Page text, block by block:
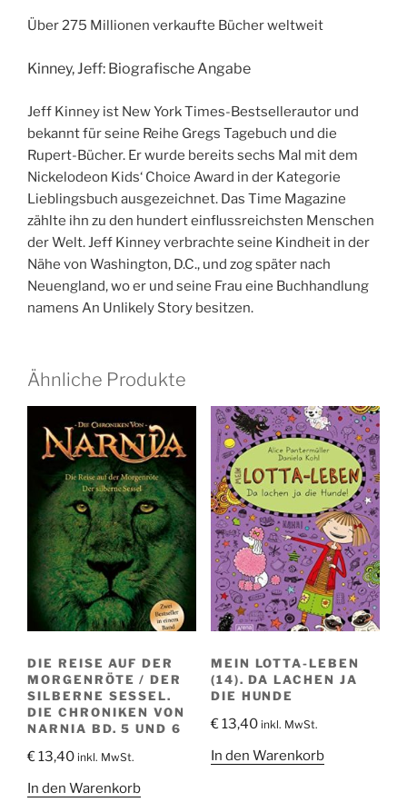
Über 275 Millionen verkaufte Bücher weltweit
Kinney, Jeff: Biografische Angabe
Jeff Kinney ist New York Times-Bestsellerautor und
bekannt für seine Reihe Gregs Tagebuch und die
Rupert-Bücher. Er wurde bereits sechs Mal mit dem
Nickelodeon Kids‘ Choice Award in der Kategorie
Lieblingsbuch ausgezeichnet. Das Time Magazine
zählte ihn zu den hundert einflussreichsten Menschen
der Welt. Jeff Kinney verbrachte seine Kindheit in der
Nähe von Washington, D.C., und zog später nach
Neuengland, wo er und seine Frau eine Buchhandlung
namens An Unlikely Story besitzen.
Ähnliche Produkte
DIE REISE AUF DER
MORGENRÖTE / DER
SILBERNE SESSEL.
DIE CHRONIKEN VON
NARNIA BD. 5 UND 6
€13,40 inkl. MwSt.
In den Warenkorb
MEIN LOTTA-LEBEN
(14). DA LACHEN JA
DIE HUNDE
€13,40 inkl. MwSt.
In den Warenkorb